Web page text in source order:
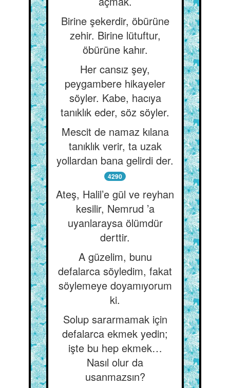
Birine şekerdir, öbürüne
zehir. Birine lütuftur,
öbürüne kahır.
Her cansız şey,
peygambere hikayeler
söyler. Kabe, hacıya
tanıklık eder, söz söyler.
Mescit de namaz kılana
tanıklık verir, ta uzak
yollardan bana gelirdi der.
4290
Ateş, Halil’e gül ve reyhan
kesilir, Nemrud ’a
uyanlaraysa ölümdür
derttir.
A güzelim, bunu
defalarca söyledim, fakat
söylemeye doyamıyorum
ki.
Solup sararmamak için
defalarca ekmek yedin;
işte bu hep ekmek…
Nasıl olur da
usanmazsın?